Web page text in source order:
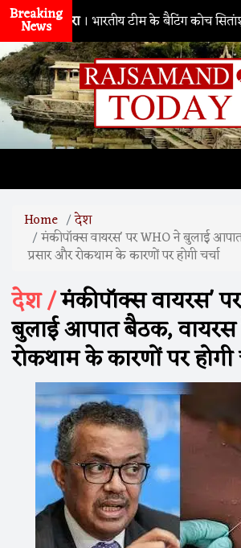
Breaking
News
नाथद्वारा। भारतीय टीम के बैटिंग कोच सितांशु
Home देश
मंकीपॉक्स वायरस' पर WHO ने बुलाई
प्रसार और रोकथाम के कारणों पर होगी चर्चा
देश /मंकीपॉक्स वायरस'
बुलाई आपात बैठक, वायरस
रोकथाम के कारणों पर होगी